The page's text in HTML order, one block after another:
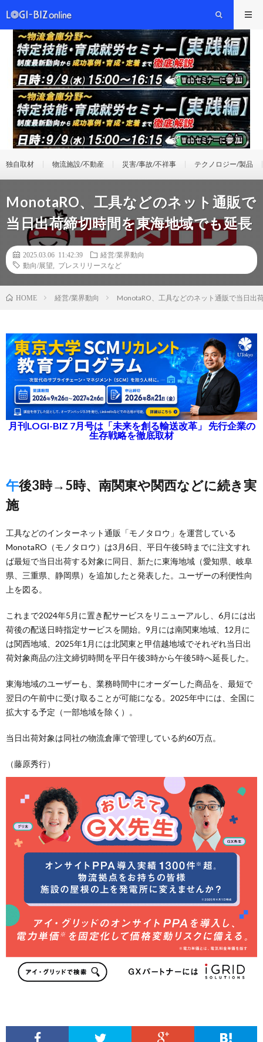
独自取材 物流施設/不動産 災害/事故/不祥事 テクノロジー/製品
MonotaRO、工具などのネット通販で
当日出荷締切時間を東海地域でも延長
2025.03.06 11:42:39
経営/業界動向
動向/展望
プレスリリースなど
HOME 経営/業界動向 MonotaRO、工具などのネット通販で当日出
月刊LOGI-BIZ 7月号は「未来を創る輸送改革」 先行企業の
生存戦略を徹底取材
午後3時→5時、南関東や関西などに続き実
施
工具などのインターネット通販「モノタロウ」を運営している
MonotaRO（モノタロウ）は3月6日、平日午後5時までに注文すれ
ば最短で当日出荷する対象に同日、新たに東海地域（愛知県、岐阜
県、三重県、静岡県）を追加したと発表した。ユーザーの利便性向
上を図る。
これまで2024年5月に置き配サービスをリニューアルし、6月には出
荷後の配送日時指定サービスを開始。9月には南関東地域、12月に
は関西地域、2025年1月には北関東と甲信越地域でそれぞれ当日出
荷対象商品の注文締切時間を平日午後3時から午後5時へ延長した。
東海地域のユーザーも、業務時間中にオーダーした商品を、最短で
翌日の午前中に受け取ることが可能になる。2025年中には、全国に
拡大する予定（一部地域を除く）。
当日出荷対象は同社の物流倉庫で管理している約60万点。
（藤原秀行）